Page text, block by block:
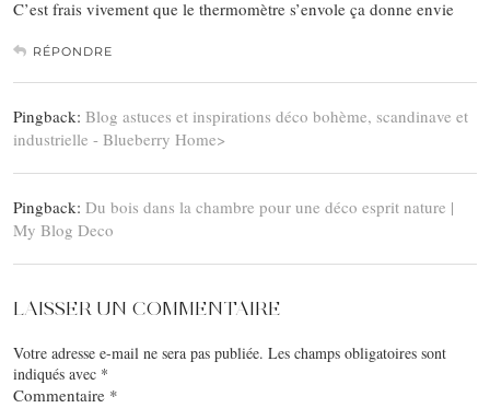
C’est frais vivement que le thermomètre s’envole ça donne envie
RÉPONDRE
Pingback: Blog astuces et inspirations déco bohème, scandinave et
industrielle - Blueberry Home>
Pingback: Du bois dans la chambre pour une déco esprit nature |
My Blog Deco
LAISSER UN COMMENTAIRE
Votre adresse e-mail ne sera pas publiée. Les champs obligatoires sont
indiqués avec *
Commentaire *